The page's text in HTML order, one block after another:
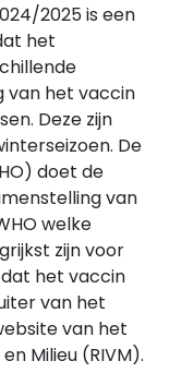
2025 is een
het
van het vaccin
Deze zijn
De
doet de
van
welke
zijn voor
het vaccin
van het
van het
Milieu (RIVM).